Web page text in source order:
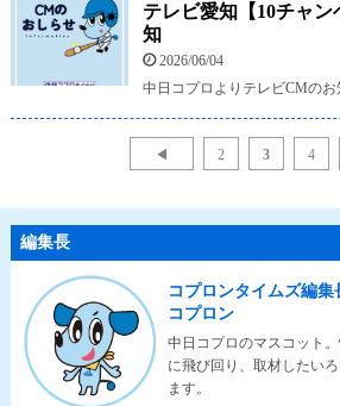
テレビ愛知【10チャ
知
2026/06/04
中日コプロよりテレビCMの
◀ 2 3 4
編集長
コプロンタイムズ編集
コプロン
中日コプロのマスコット
に飛び回り、取材したい
ます。